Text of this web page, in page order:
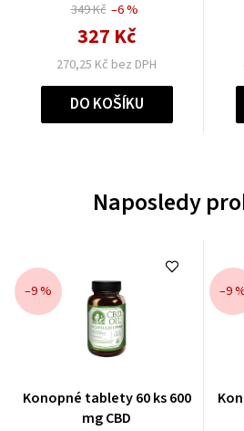
349 Kč
270,25 Kč bez DPH
327 Kč
–6 %
DO KOŠÍKU
Naposledy
–9 %
Průměrné
hodnocení
Konopné tablety 60 ks 600
mg CBD
–9